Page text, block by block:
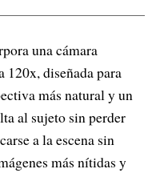
una cámara
120x, diseñada para
más natural y un
al sujeto sin perder
a la escena sin
más nítidas y